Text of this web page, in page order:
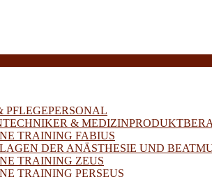
PFLEGEPERSONAL
&
TRAINING FABIUS
DER ANÄSTHESIE UND
TRAINING ZEUS
TRAINING PERSEUS